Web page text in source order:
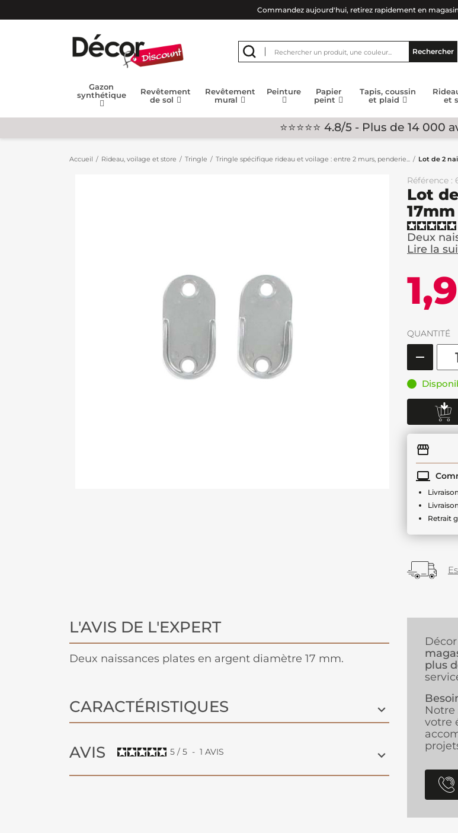
Commandez aujourd'hui, retirez rapidement en
Rechercher
Gazon
synthétique
Revêtement
de sol
Revêtement
mural
Peinture
Papier
peint
Tapis, coussin
et plaid
et
⭐⭐⭐⭐⭐ 4.8/5 - Plus de 14 000
Accueil Rideau, voilage et store Tringle Tringle spécifique rideau et voilage : entre 2 murs, penderie... Lot de 2
Référence :
Lot
17mm
Deux
Lire la
QUANTITÉ
Retrait
L'AVIS DE L'EXPERT
Deux naissances plates en argent diamètre 17 mm.
CARACTÉRISTIQUES
AVIS 5 / 5 - 1 AVIS
plus
Notre
votre